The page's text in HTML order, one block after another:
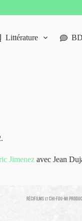
Littérature
Jimenez avec Jean